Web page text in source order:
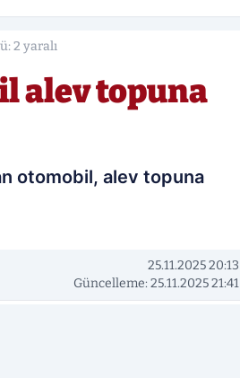
2 yaralı
alev topuna
otomobil, alev topuna
25.11.2025 20:13
Güncelleme: 25.11.2025 21:41